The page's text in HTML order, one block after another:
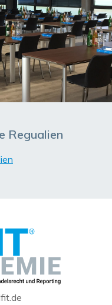
Regualien